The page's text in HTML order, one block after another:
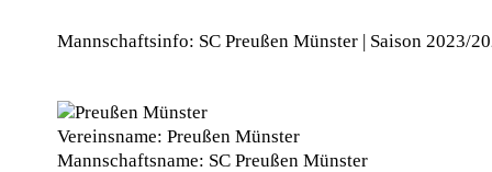
Mannschaftsinfo: SC Preußen Münster | Saison 2023/
Vereinsname: Preußen Münster
Mannschaftsname: SC Preußen Münster